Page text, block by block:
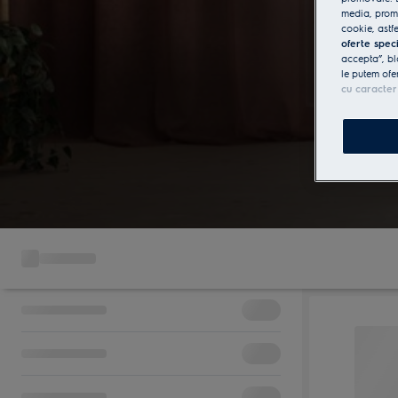
media,
cookie,
oferte
accepta”,
le putem
cu